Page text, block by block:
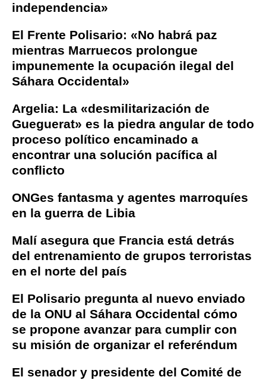
independencia»
El Frente Polisario: «No habrá paz
mientras Marruecos prolongue
impunemente la ocupación ilegal del
Sáhara Occidental»
Argelia: La «desmilitarización de
Gueguerat» es la piedra angular de todo
proceso político encaminado a
encontrar una solución pacífica al
conflicto
ONGes fantasma y agentes marroquíes
en la guerra de Libia
Malí asegura que Francia está detrás
del entrenamiento de grupos terroristas
en el norte del país
El Polisario pregunta al nuevo enviado
de la ONU al Sáhara Occidental cómo
se propone avanzar para cumplir con
su misión de organizar el referéndum
El senador y presidente del Comité de